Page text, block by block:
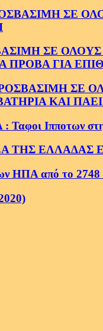
ΣΕ
ΣΕ ΟΛΟΥΣ
ΠΡΟΒΑ ΓΙΑ
ΣΕ
ΚΑΙ
Ιπποτων στην
ΤΗΣ ΕΛΛΑΔΑΣ
ΗΠΑ από το 2748